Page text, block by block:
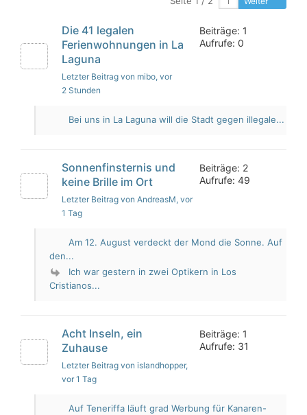
Die 41 legalen
Ferienwohnungen in La
Laguna
Letzter Beitrag von mibo, vor
2 Stunden
Beiträge: 1
Aufrufe: 0
Bei uns in La Laguna will die Stadt gegen illegale...
Sonnenfinsternis und
keine Brille im Ort
Letzter Beitrag von AndreasM, vor
1 Tag
Beiträge: 2
Aufrufe: 49
Am 12. August verdeckt der Mond die Sonne. Auf
den...
Ich war gestern in zwei Optikern in Los
Cristianos...
Acht Inseln, ein
Zuhause
Letzter Beitrag von islandhopper,
vor 1 Tag
Beiträge: 1
Aufrufe: 31
Auf Teneriffa läuft grad Werbung für Kanaren-